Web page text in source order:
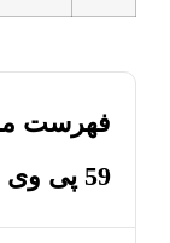
59 پی وی سی